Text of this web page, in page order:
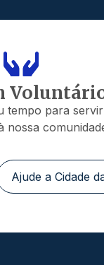
tempo para servir
nossa
Ajude a Cidade